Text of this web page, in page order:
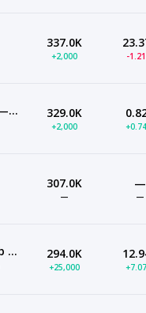
337.0K
+2,000 -
貝瓦兒歌 — 經典童謠 — 卡通動畫 — 最好的儿歌
329.0K
+2,000
307.0K
—
—
—
ReelShort APP —Arab المسرحيات العربية القصيرة
294.0K
+25,000